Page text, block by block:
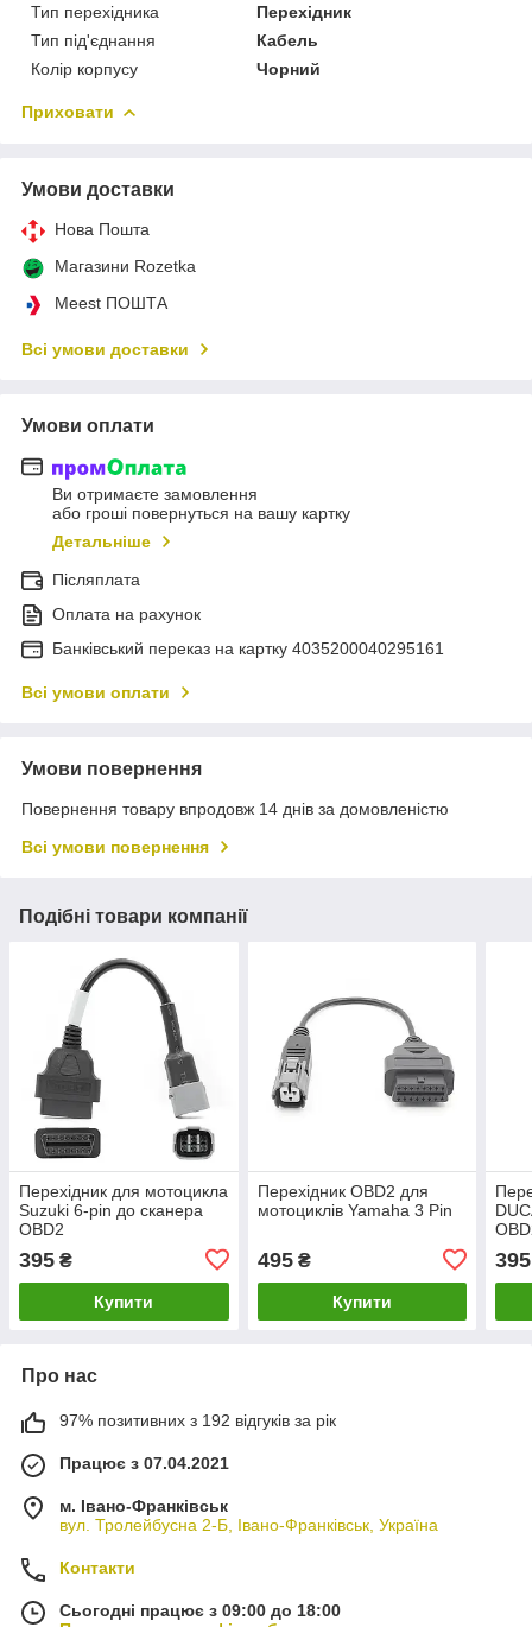
Тип перехідника
Перехідник
Тип під'єднання
Кабель
Колір корпусу
Чорний
Приховати
Умови доставки
Нова Пошта
Магазини Rozetka
Meest ПОШТА
Всі умови доставки
Умови оплати
Ви отримаєте замовлення
або гроші повернуться на вашу картку
Детальніше
Післяплата
Оплата на рахунок
Банківський переказ на картку 4035200040295161
Всі умови оплати
Умови повернення
Повернення товару впродовж 14 днів за домовленістю
Всі умови повернення
Подібні товари компанії
Перехідник для мотоцикла
Suzuki 6-pin до сканера
OBD2
395 ₴
Купити
Перехідник OBD2 для
мотоциклів Yamaha 3 Pin
495₴
Купити
395
Про нас
97% позитивних з 192 відгуків за рік
Працює з 07.04.2021
м. Івано-Франківськ
вул. Тролейбусна 2-Б, Івано-Франківськ, Україна
Контакти
Сьогодні працює з 09:00 до 18:00